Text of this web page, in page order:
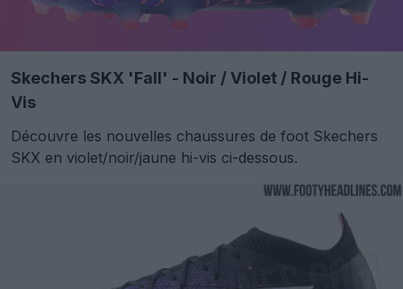
Skechers SKX 'Fall' - Noir / Violet / Rouge Hi-
Vis
Découvre les nouvelles chaussures de foot Skechers
SKX en violet/noir/jaune hi-vis ci-dessous.